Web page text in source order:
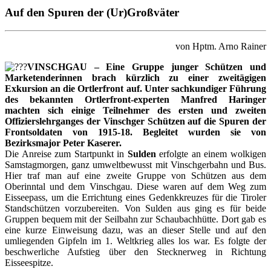
Auf den Spuren der (Ur)Großväter
von Hptm. Arno Rainer
VINSCHGAU – Eine Gruppe junger Schützen und
Marketenderinnen brach kürzlich zu einer zweitägigen
Exkursion an die Ortlerfront auf. Unter sachkundiger Führung
des bekannten Ortlerfront-experten Manfred Haringer
machten sich einige Teilnehmer des ersten und zweiten
Offizierslehrganges der Vinschger Schützen auf die Spuren der
Frontsoldaten von 1915-18. Begleitet wurden sie von
Bezirksmajor Peter Kaserer.
Die Anreise zum Startpunkt in Sulden erfolgte an einem wolkigen
Samstagmorgen, ganz umweltbewusst mit Vinschgerbahn und Bus.
Hier traf man auf eine zweite Gruppe von Schützen aus dem
Oberinntal und dem Vinschgau. Diese waren auf dem Weg zum
Eisseepass, um die Errichtung eines Gedenkkreuzes für die Tiroler
Standschützen vorzubereiten. Von Sulden aus ging es für beide
Gruppen bequem mit der Seilbahn zur Schaubachhütte. Dort gab es
eine kurze Einweisung dazu, was an dieser Stelle und auf den
umliegenden Gipfeln im 1. Weltkrieg alles los war. Es folgte der
beschwerliche Aufstieg über den Stecknerweg in Richtung
Eisseespitze.